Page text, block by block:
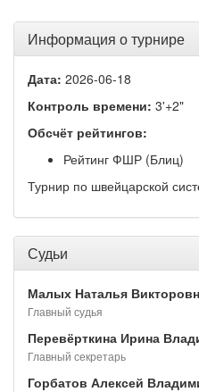
Информация о турнире
Дата: 2026-06-18
Контроль времени: 3'+2"
Обсчёт рейтингов:
Рейтинг ФШР (Блиц)
Турнир по швейцарской
Судьи
Малых Наталья
Главный судья
Перевёрткина Ирина
Главный секретарь
Горбатов Алексей